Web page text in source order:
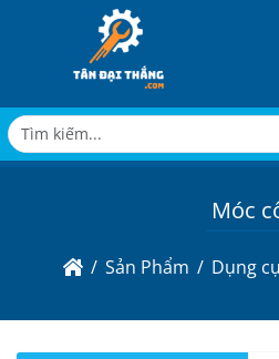
Móc
Sản Phẩm Dụng